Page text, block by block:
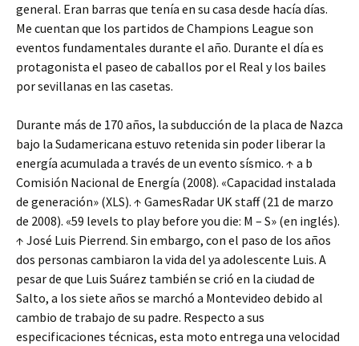
general. Eran barras que tenía en su casa desde hacía días.
Me cuentan que los partidos de Champions League son
eventos fundamentales durante el año. Durante el día es
protagonista el paseo de caballos por el Real y los bailes
por sevillanas en las casetas.
Durante más de 170 años, la subducción de la placa de Nazca
bajo la Sudamericana estuvo retenida sin poder liberar la
energía acumulada a través de un evento sísmico. ↑ a b
Comisión Nacional de Energía (2008). «Capacidad instalada
de generación» (XLS). ↑ GamesRadar UK staff (21 de marzo
de 2008). «59 levels to play before you die: M – S» (en inglés).
↑ José Luis Pierrend. Sin embargo, con el paso de los años
dos personas cambiaron la vida del ya adolescente Luis. A
pesar de que Luis Suárez también se crió en la ciudad de
Salto, a los siete años se marchó a Montevideo debido al
cambio de trabajo de su padre. Respecto a sus
especificaciones técnicas, esta moto entrega una velocidad